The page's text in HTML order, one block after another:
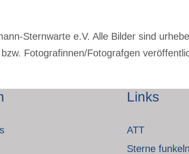
Sternwarte e.V. Alle Bilder sind
Fotografinnen/Fotografgen
Links
ATT
Sterne funkeln